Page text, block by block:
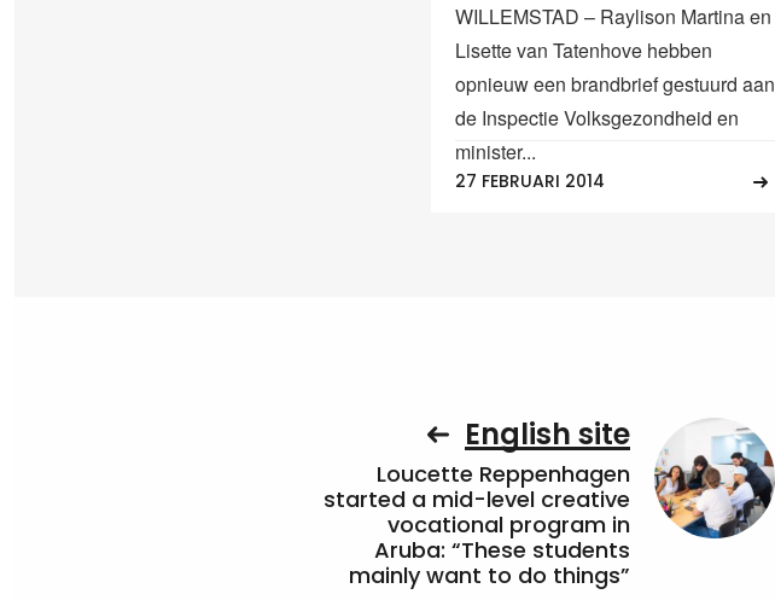
WILLEMSTAD – Raylison Martina en
Lisette van Tatenhove hebben
opnieuw een brandbrief gestuurd aan
de Inspectie Volksgezondheid en
minister...
27 FEBRUARI 2014
English site
Loucette Reppenhagen
started a mid-level creative
vocational program in
Aruba: “These students
mainly want to do things”